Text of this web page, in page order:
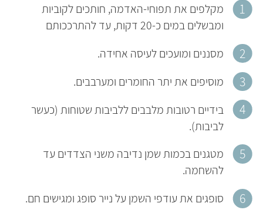
מקלפים את תפוחי-האדמה, חותכים לקוביות
ומבשלים במים כ-20 דקות, עד להתרככותם
מסננים ומועכים לעיסה אחידה.
מוסיפים את יתר החומרים ומערבבים.
בידיים רטובות מלבבים ללביבות שטוחות (כעשר
לביבות).
מטגנים בכמות שמן נדיבה משני הצדדים עד
להשחמה.
סופגים את עודפי השמן על נייר סופג ומגישים חם.